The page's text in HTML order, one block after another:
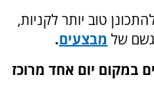
טוב יותר לקניות,
של מבצעים.
במקום יום אחד מרוכז